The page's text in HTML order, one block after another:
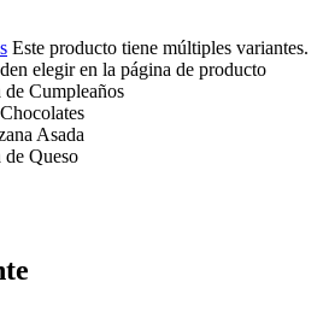
Este producto tiene múltiples variantes.
elegir en la página de producto